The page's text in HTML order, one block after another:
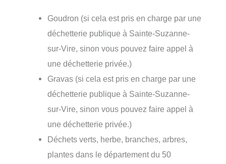
Goudron (si cela est pris en charge par une
déchetterie publique à Sainte-Suzanne-
sur-Vire, sinon vous pouvez faire appel à
une déchetterie privée.)
Gravas (si cela est pris en charge par une
déchetterie publique à Sainte-Suzanne-
sur-Vire, sinon vous pouvez faire appel à
une déchetterie privée.)
Déchets verts, herbe, branches, arbres,
plantes dans le département du 50